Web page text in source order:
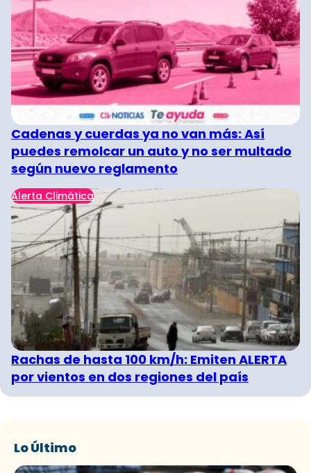
Cadenas y cuerdas ya no van más: Así
puedes remolcar un auto y no ser multado
según nuevo reglamento
Alerta Climática
Rachas de hasta 100 km/h: Emiten ALERTA
por vientos en dos regiones del país
Lo Último